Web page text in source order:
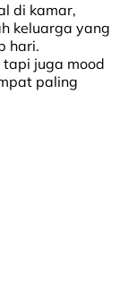
di kamar,
keluarga yang
hari.
tapi juga mood
paling